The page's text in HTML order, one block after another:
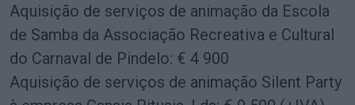
Aquisição de serviços de animação da Escola
de Samba da Associação Recreativa e Cultural
do Carnaval de Pindelo: € 4 900
Aquisição de serviços de animação Silent Party